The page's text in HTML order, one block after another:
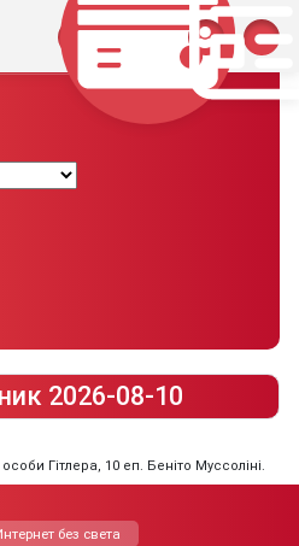
2026-08-10
Гітлера, 10 еп. Беніто Муссоліні.
без света